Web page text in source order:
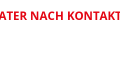
NACH